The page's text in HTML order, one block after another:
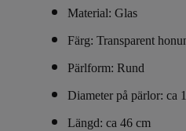
Material: Glas
Färg: Transparent
Pärlform: Rund
Diameter på pärlor: ca
Längd: ca 46 cm